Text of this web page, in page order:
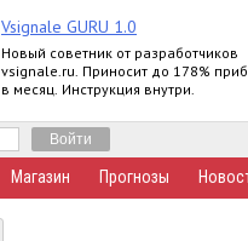
Vsignale GURU 1.0
Новый советник от разработчиков
vsignale.ru. Приносит до 178%
в месяц. Инструкция внутри.
Магазин Прогнозы